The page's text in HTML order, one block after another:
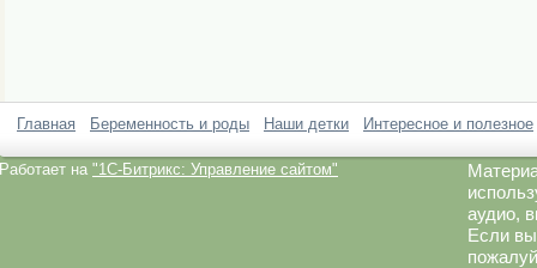
Главная Беременность и роды Наши детки Интересное и полезное
Работает на "1C-Битрикс: Управление сайтом"
аудио,
Если вы